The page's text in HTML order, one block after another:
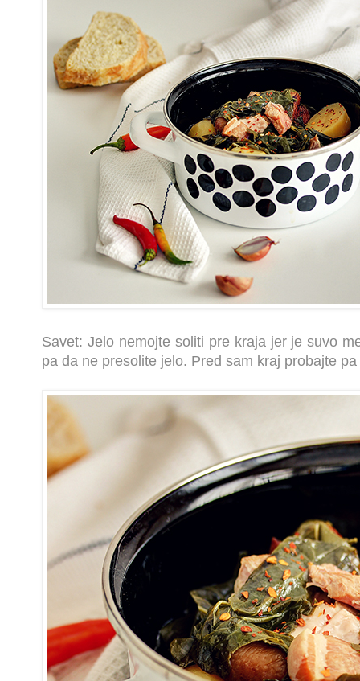
Savet: Jelo nemojte soliti pre kraja jer je suvo
pa da ne presolite jelo. Pred sam kraj probajte